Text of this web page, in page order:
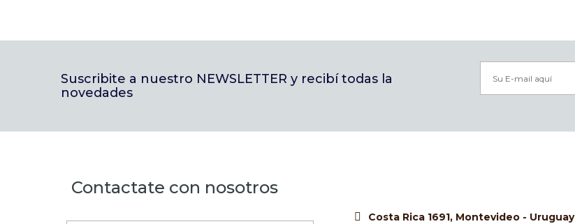
Suscribite a nuestro NEWSLETTER y recibí todas la
novedades
Contactate con nosotros
Costa Rica 1691, Montevideo - Uruguay